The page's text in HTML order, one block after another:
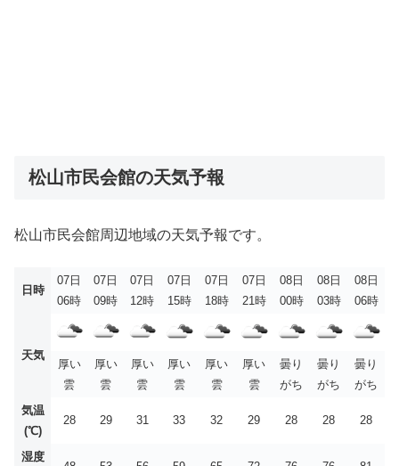
松山市民会館の天気予報
松山市民会館周辺地域の天気予報です。
日時
07日
06時
07日
09時
07日
12時
07日
15時
07日
18時
07日
21時
08日
00時
08日
03時
08日
06時
天気
厚い
雲
厚い
雲
厚い
雲
厚い
雲
厚い
雲
厚い
雲
曇り
がち
曇り
がち
曇り
がち
気温
(℃)
28 29 31 33 32 29 28 28 28
湿度